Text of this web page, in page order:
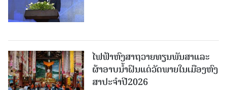
ໄຟຟ້າຫົງສາຖວາຍທຽນພັນສາແລະ
ຜ້າອາບນໍ້າຝົນແດ່ວັດພາຍໃນເມືອງຫົງ
ສາປະຈໍາປີ2026